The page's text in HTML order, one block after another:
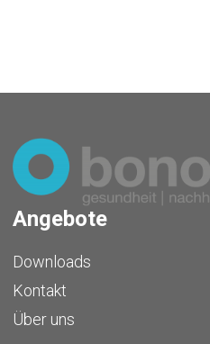
Angebote
Downloads
Kontakt
Über uns